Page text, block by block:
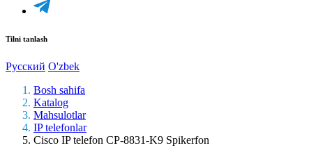
Tilni tanlash
Русский O'zbek
Bosh sahifa
Katalog
Mahsulotlar
IP telefonlar
Cisco IP telefon CP-8831-K9 Spikerfon